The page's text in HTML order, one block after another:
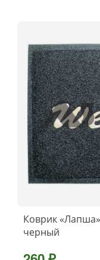
Коврик
черный